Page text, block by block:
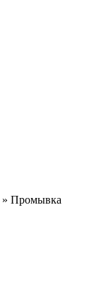
» Промывка